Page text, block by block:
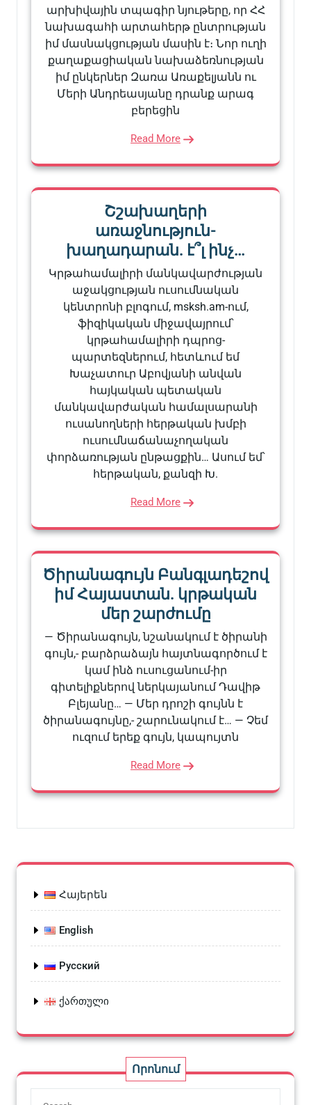
արխիվային տպագիր նյութերը, որ ՀՀ
նախագահի արտահերթ ընտրության
իմ մասնակցության մասին է։ Նոր ուղի
քաղաքացիական նախաձեռնության
իմ ընկերներ Զառա Առաքելյանն ու
Մերի Անդրեասյանը դրանք արագ
բերեցին
Read More
Շշախաղերի
առաջնություն-
խաղադարան. է՞լ ինչ…
Կրթահամալիրի մանկավարժության
աջակցության ուսումնական
կենտրոնի բլոգում, msksh.am-ում,
ֆիզիկական միջավայրում՝
կրթահամալիրի դպրոց-
պարտեզներում, հետևում եմ
Խաչատուր Աբովյանի անվան
հայկական պետական
մանկավարժական համալսարանի
ուսանողների հերթական խմբի
ուսումնաճանաչողական
փորձառության ընթացքին… Ասում եմ՝
հերթական, քանզի Խ.
Read More
Ծիրանագույն Բանգլադեշով
իմ Հայաստան. կրթական
մեր շարժումը
— Ծիրանագույն, նշանակում է ծիրանի
գույն,- բարձրաձայն հայտնագործում է
կամ ինձ ուսուցանում-իր
գիտելիքներով ներկայանում Դավիթ
Բլեյանը… — Մեր դրոշի գույնն է
ծիրանագույնը,- շարունակում է… — Չեմ
ուզում երեք գույն, կապույտն
Read More
Հայերեն
English
Русский
ქართული
Որոնում